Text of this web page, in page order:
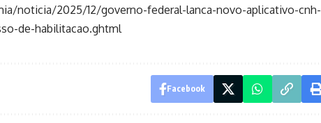
noticia/2025/12/governo-federal-lanca-novo-aplicativo-cnh-
de-habilitacao.ghtml
Facebook